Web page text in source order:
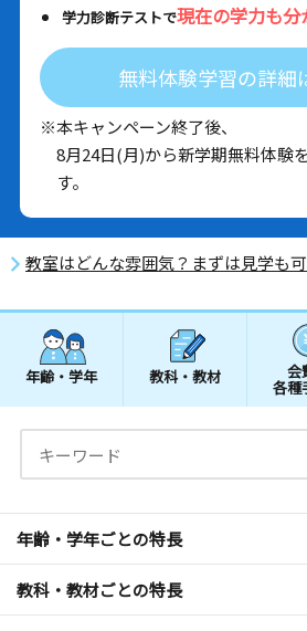
学力診断テストで現在の学力も分
無料体験学習の詳細
※本キャンペーン終了後、
8月24日(月)から新学期無料体験
す。
教室はどんな雰囲気？まずは見学も可
年齢・学年 教科・教材 会
各種
年齢・学年ごとの特長
教科・教材ごとの特長